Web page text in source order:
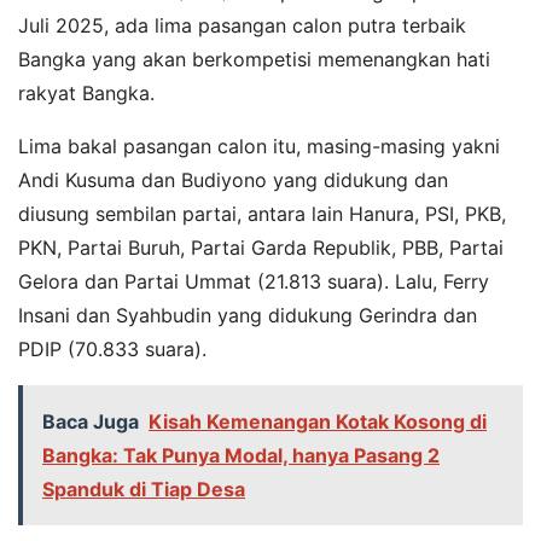
Juli 2025, ada lima pasangan calon putra terbaik
Bangka yang akan berkompetisi memenangkan hati
rakyat Bangka.
Lima bakal pasangan calon itu, masing-masing yakni
Andi Kusuma dan Budiyono yang didukung dan
diusung sembilan partai, antara lain Hanura, PSI, PKB,
PKN, Partai Buruh, Partai Garda Republik, PBB, Partai
Gelora dan Partai Ummat (21.813 suara). Lalu, Ferry
Insani dan Syahbudin yang didukung Gerindra dan
PDIP (70.833 suara).
Baca Juga Kisah Kemenangan Kotak Kosong di
Bangka: Tak Punya Modal, hanya Pasang 2
Spanduk di Tiap Desa